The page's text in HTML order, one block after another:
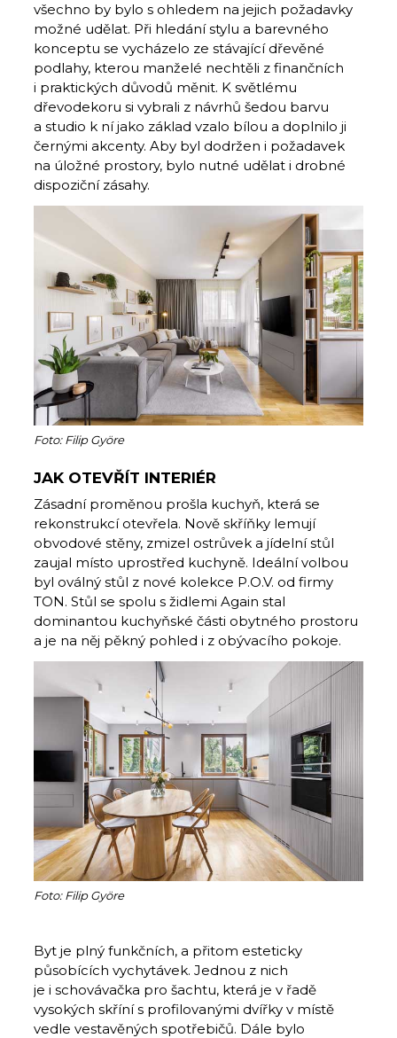
všechno by bylo s ohledem na jejich požadavky
možné udělat. Při hledání stylu a barevného
konceptu se vycházelo ze stávající dřevěné
podlahy, kterou manželé nechtěli z finančních
i praktických důvodů měnit. K světlému
dřevodekoru si vybrali z návrhů šedou barvu
a studio k ní jako základ vzalo bílou a doplnilo ji
černými akcenty. Aby byl dodržen i požadavek
na úložné prostory, bylo nutné udělat i drobné
dispoziční zásahy.
Foto: Filip Györe
JAK OTEVŘÍT INTERIÉR
Zásadní proměnou prošla kuchyň, která se
rekonstrukcí otevřela. Nově skříňky lemují
obvodové stěny, zmizel ostrůvek a jídelní stůl
zaujal místo uprostřed kuchyně. Ideální volbou
byl oválný stůl z nové kolekce P.O.V. od firmy
TON. Stůl se spolu s židlemi Again stal
dominantou kuchyňské části obytného prostoru
a je na něj pěkný pohled i z obývacího pokoje.
Foto: Filip Györe
Byt je plný funkčních, a přitom estetic­ky
působících vychytávek. Jednou z nich
je i schovávačka pro šachtu, která je v řadě
vysokých skříní s profilovanými dvířky v místě
vedle vestavěných spotřebičů. Dále bylo